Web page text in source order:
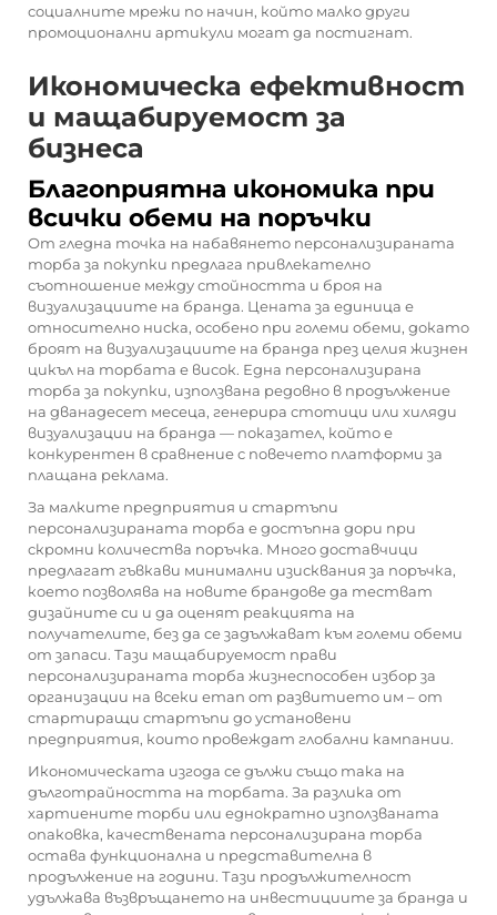
социалните мрежи по начин, който малко други
промоционални артикули могат да постигнат.
Икономическа ефективност
и мащабируемост за
бизнеса
Благоприятна икономика при
всички обеми на поръчки
От гледна точка на набавянето персонализираната
торба за покупки предлага привлекателно
съотношение между стойността и броя на
визуализациите на бранда. Цената за единица е
относително ниска, особено при големи обеми, докато
броят на визуализациите на бранда през целия жизнен
цикъл на торбата е висок. Една персонализирана
торба за покупки, използвана редовно в продължение
на дванадесет месеца, генерира стотици или хиляди
визуализации на бранда — показател, който е
конкурентен в сравнение с повечето платформи за
плащана реклама.
За малките предприятия и стартъпи
персонализираната торба е достъпна дори при
скромни количества поръчка. Много доставчици
предлагат гъвкави минимални изисквания за поръчка,
което позволява на новите брандове да тестват
дизайните си и да оценят реакцията на
получателите, без да се задължават към големи обеми
от запаси. Тази мащабируемост прави
персонализираната торба жизнеспособен избор за
организации на всеки етап от развитието им – от
стартиращи стартъпи до установени
предприятия, които провеждат глобални кампании.
Икономическата изгода се дължи също така на
дълготрайността на торбата. За разлика от
хартиените торби или еднократно използваната
опаковка, качествената персонализирана торба
остава функционална и представителна в
продължение на години. Тази продължителност
удължава възвръщането на инвестициите за бранда и